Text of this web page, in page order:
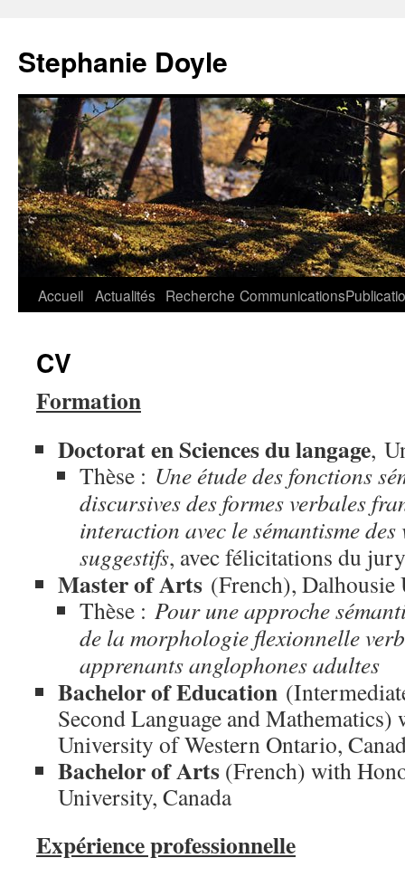
contenu
Stephanie Doyle
Accueil Actualités Recherche Communications
CV
Formation
Doctorat en Sciences du langage,
Thèse : Une étude des fonctions
discursives des formes verbales
interaction avec le sémantisme
suggestifs, avec félicitations du
Master of Arts (French), Dalhousie
Thèse : Pour une approche
de la morphologie flexionnelle
apprenants anglophones adultes
Bachelor of Education
Second Language and
University of Western Ontario,
Bachelor of Arts (French) with
University, Canada
Expérience professionnelle